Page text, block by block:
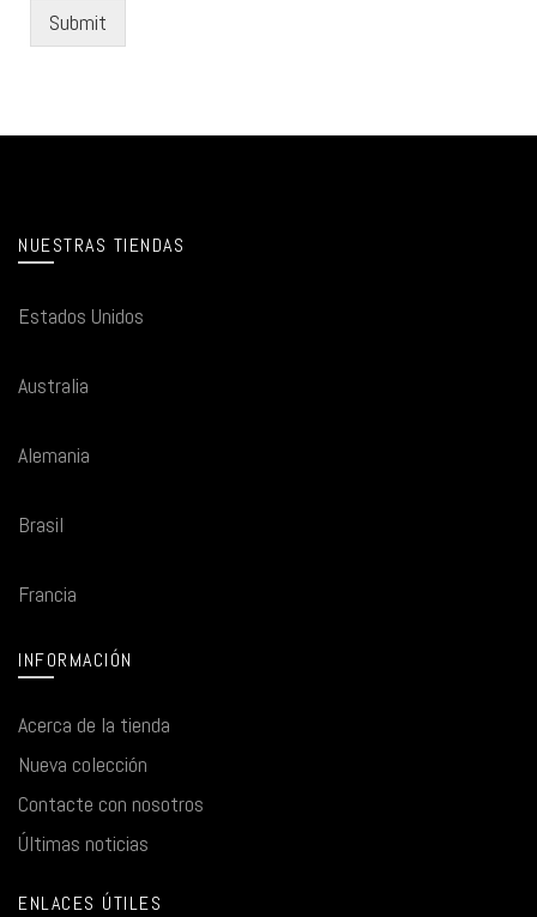
Submit
NUESTRAS TIENDAS
Estados Unidos
Australia
Alemania
Brasil
Francia
INFORMACIÓN
Acerca de la tienda
Nueva colección
Contacte con nosotros
Últimas noticias
ENLACES ÚTILES